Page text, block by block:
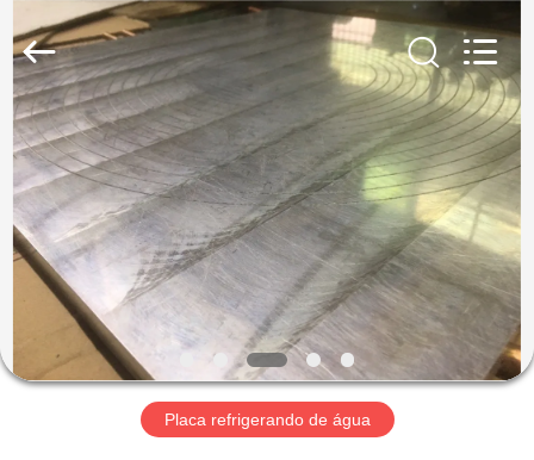
PARA
CASA
PRODUTOS
VÍDEOS
SOBRE
Industrial
Co.,Limited.
Rights
Reserved.
Placa refrigerando de água